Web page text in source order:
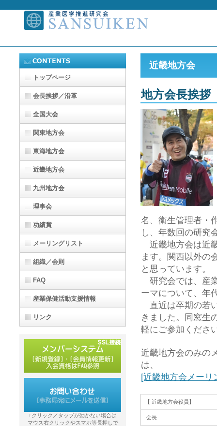
近畿地方会
地方会長挨拶
名、衛生管理者・
し、年数回の研究
近畿地方会は近
ます。関西以外の
と思っています。
研究会では、産
ーマについて、年
直近は卒期の若
きました。同窓生
軽にご参加くださ
近畿地方会のみの
は、
[近畿地方会メーリ
【 近畿地方会役員】
会長
トップページ
会長挨拶／沿革
全国大会
関東地方会
東海地方会
近畿地方会
九州地方会
理事会
功績賞
メーリングリスト
組織／会則
FAQ
産業保健活動支援情報
リンク
↑クリック／タップが効かない場合は
マウス右クリックやスマホ等長押しで